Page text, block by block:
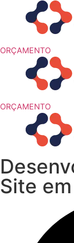
ORÇAMENTO
ORÇAMENTO
Site